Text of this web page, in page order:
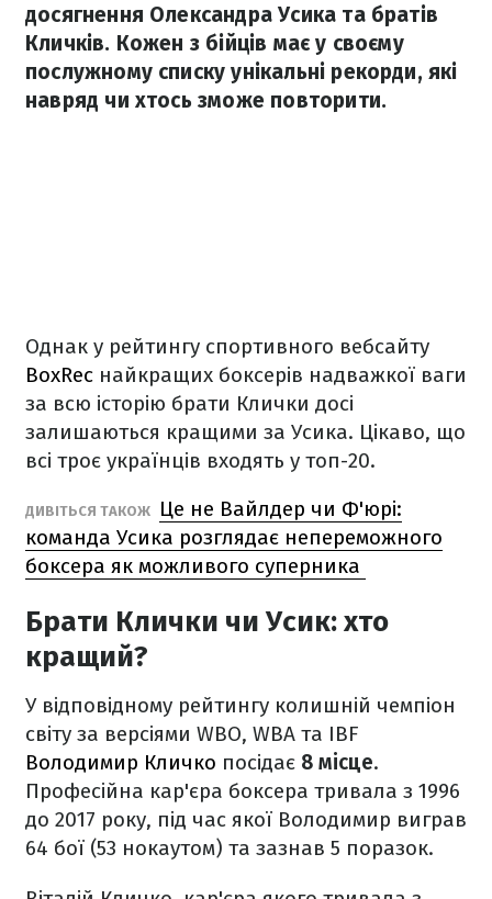
досягнення Олександра Усика та братів
Кличків. Кожен з бійців має у своєму
послужному списку унікальні рекорди, які
навряд чи хтось зможе повторити.
Однак у рейтингу спортивного вебсайту
BoxRec найкращих боксерів надважкої ваги
за всю історію брати Клички досі
залишаються кращими за Усика. Цікаво, що
всі троє українців входять у топ-20.
ДИВІТЬСЯ ТАКОЖ
Це не Вайлдер чи Ф'юрі:
команда Усика розглядає непереможного
боксера як можливого суперника
Брати Клички чи Усик: хто
кращий?
У відповідному рейтингу колишній чемпіон
світу за версіями WBO, WBA та IBF
Володимир Кличко посідає 8 місце.
Професійна кар'єра боксера тривала з 1996
до 2017 року, під час якої Володимир виграв
64 бої (53 нокаутом) та зазнав 5 поразок.